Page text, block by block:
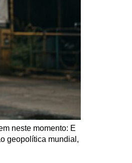
neste momento: E
geopolítica mundial,